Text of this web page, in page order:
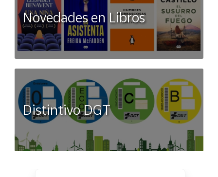
Novedades en Libros
Distintivo DGT